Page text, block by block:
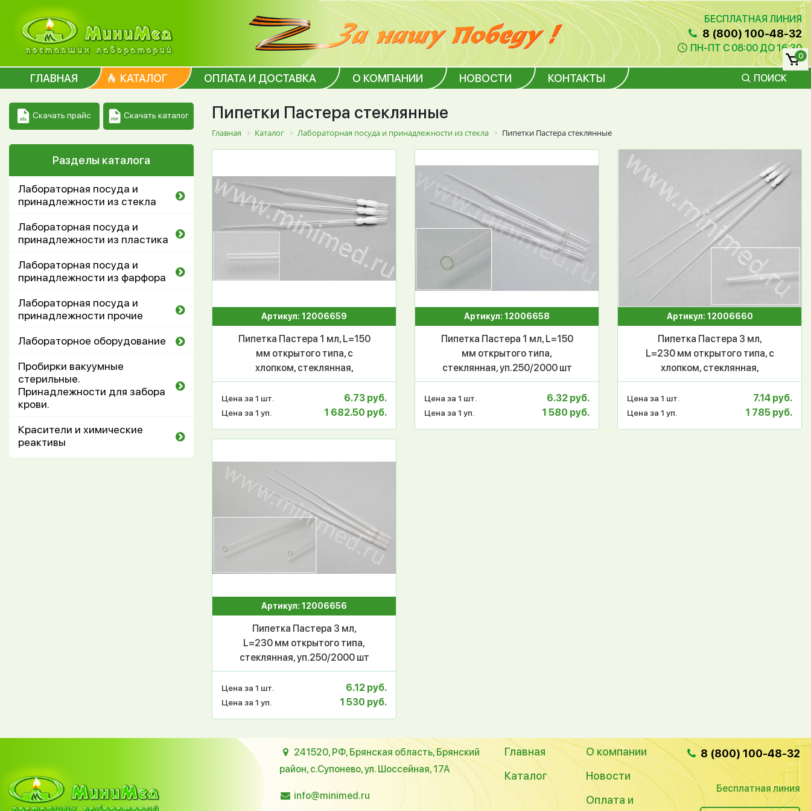
БЕСПЛАТНАЯ ЛИНИЯ
8 (800) 100-48-32
ПН-ПТ С 08:00 ДО 16:30
ГЛАВНАЯ КАТАЛОГ ОПЛАТА И ДОСТАВКА О КОМПАНИИ НОВОСТИ КОНТАКТЫ ПОИСК
0
Скачать прайс Скачать каталог
Разделы каталога
Лабораторная посуда и
принадлежности из стекла
Лабораторная посуда и
принадлежности из пластика
Лабораторная посуда и
принадлежности из фарфора
Лабораторная посуда и
принадлежности прочие
Лабораторное оборудование
Пробирки вакуумные
стерильные.
Принадлежности для забора
крови.
Красители и химические
реактивы
Пипетки Пастера стеклянные
Главная Каталог Лабораторная посуда и принадлежности из стекла Пипетки Пастера стеклянные
Артикул: 12006659
Пипетка Пастера 1 мл, L=150
мм открытого типа, с
хлопком, стеклянная,
уп.250/2000 шт
Цена за 1 шт. 6.73 руб.
Цена за 1 уп. 1 682.50 руб.
Артикул: 12006658
Пипетка Пастера 1 мл, L=150
мм открытого типа,
стеклянная, уп.250/2000 шт
Цена за 1 шт. 6.32 руб.
Цена за 1 уп. 1 580 руб.
Артикул: 12006660
Пипетка Пастера 3 мл,
L=230 мм открытого типа, с
хлопком, стеклянная,
уп.250/2000 шт
Цена за 1 шт. 7.14 руб.
Цена за 1 уп. 1 785 руб.
Артикул: 12006656
Пипетка Пастера 3 мл,
L=230 мм открытого типа,
стеклянная, уп.250/2000 шт
Цена за 1 шт. 6.12 руб.
Цена за 1 уп. 1 530 руб.
241520, РФ, Брянская область, Брянский
район, с.Супонево, ул. Шоссейная, 17А
info@minimed.ru
Главная
О компании
Каталог
Новости
Оплата и
8 (800) 100-48-32
Бесплатная линия